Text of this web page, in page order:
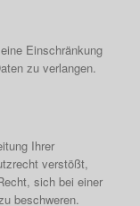
Einschränkung
zu verlangen.
Ihrer
verstößt,
sich bei einer
beschweren.